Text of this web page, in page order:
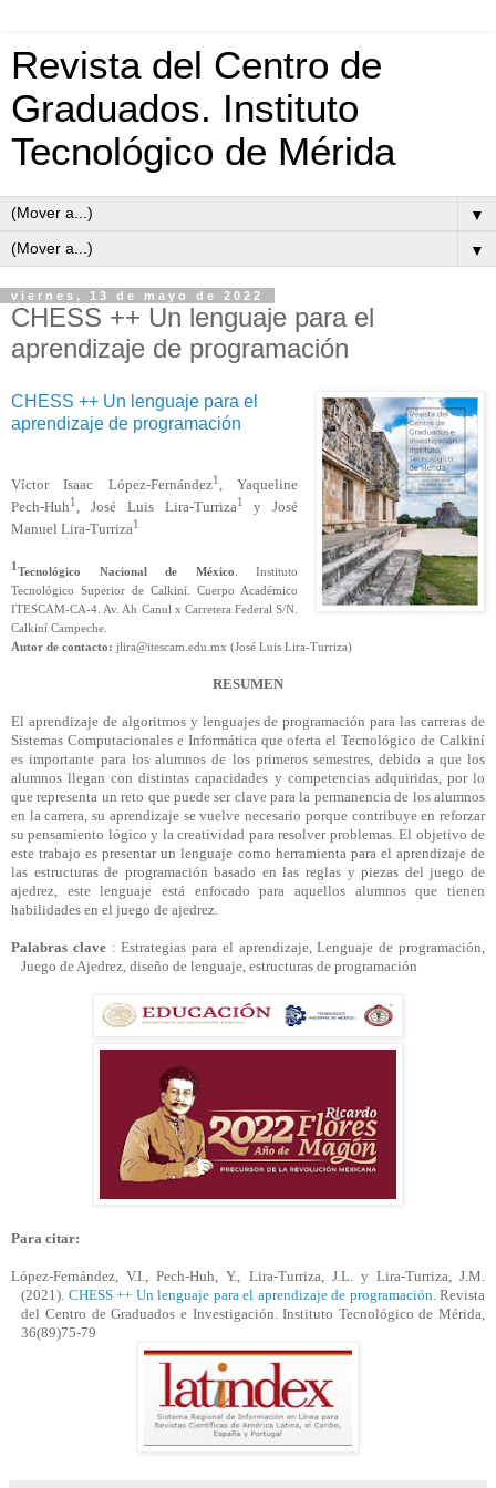
Revista del Centro de
Graduados. Instituto
Tecnológico de Mérida
▼
▼
viernes, 13 de mayo de 2022
CHESS ++ Un lenguaje para el
aprendizaje de programación
CHESS ++ Un lenguaje para el
aprendizaje de programación
Víctor Isaac López-Fernández1 , Yaqueline
Pech-Huh1 , José Luis Lira-Turriza1
y José
Manuel Lira-Turriza1
1 Tecnológico Nacional de México. Instituto
Tecnológico Superior de Calkiní. Cuerpo Académico
ITESCAM-CA-4. Av. Ah Canul x Carretera Federal S/N.
Calkiní Campeche.
Autor de contacto: jlira@itescam.edu.mx (José Luis Lira-Turriza)
RESUMEN
El aprendizaje de algoritmos y lenguajes de programación para las carreras de
Sistemas Computacionales e Informática que oferta el Tecnológico de Calkiní
es importante para los alumnos de los primeros semestres, debido a que los
alumnos llegan con distintas capacidades y competencias adquiridas, por lo
que representa un reto que puede ser clave para la permanencia de los alumnos
en la carrera, su aprendizaje se vuelve necesario porque contribuye en reforzar
su pensamiento lógico y la creatividad para resolver problemas. El objetivo de
este trabajo es presentar un lenguaje como herramienta para el aprendizaje de
las estructuras de programación basado en las reglas y piezas del juego de
ajedrez, este lenguaje está enfocado para aquellos alumnos que tienen
habilidades en el juego de ajedrez.
Palabras clave: Estrategias para el aprendizaje, Lenguaje de programación,
Juego de Ajedrez, diseño de lenguaje, estructuras de programación
Para citar:
López-Fernández, V.I., Pech-Huh, Y., Lira-Turriza, J.L. y Lira-Turriza, J.M.
(2021). CHESS++ Un lenguaje para el aprendizaje de programación.Revista
del Centro de Graduados e Investigación. Instituto Tecnológico de Mérida,
36(89)75-79